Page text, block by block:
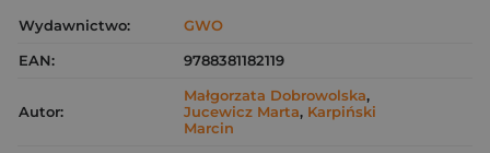
Wydawnictwo:
GWO
EAN:
9788381182119
Autor:
Małgorzata Dobrowolska,
Jucewicz Marta, Karpiński
Marcin